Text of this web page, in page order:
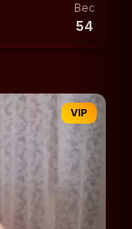
Вес
54
VIP